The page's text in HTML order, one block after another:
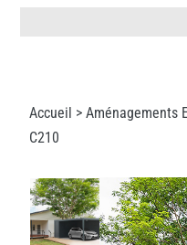
Accueil > Aménagements
C210